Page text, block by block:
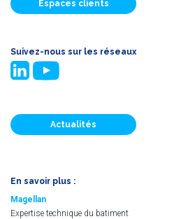
Espaces clients
Suivez-nous sur les réseaux
Actualités
En savoir plus :
Magellan
Expertise technique du batiment